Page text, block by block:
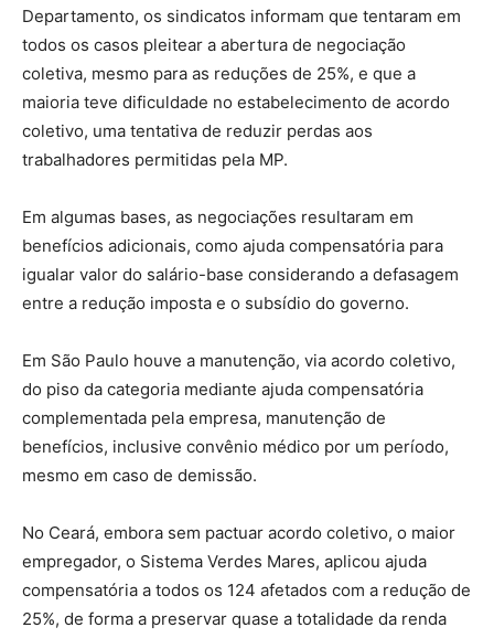
Departamento, os sindicatos informam que tentaram em
todos os casos pleitear a abertura de negociação
coletiva, mesmo para as reduções de 25%, e que a
maioria teve dificuldade no estabelecimento de acordo
coletivo, uma tentativa de reduzir perdas aos
trabalhadores permitidas pela MP.
Em algumas bases, as negociações resultaram em
benefícios adicionais, como ajuda compensatória para
igualar valor do salário-base considerando a defasagem
entre a redução imposta e o subsídio do governo.
Em São Paulo houve a manutenção, via acordo coletivo,
do piso da categoria mediante ajuda compensatória
complementada pela empresa, manutenção de
benefícios, inclusive convênio médico por um período,
mesmo em caso de demissão.
No Ceará, embora sem pactuar acordo coletivo, o maior
empregador, o Sistema Verdes Mares, aplicou ajuda
compensatória a todos os 124 afetados com a redução de
25%, de forma a preservar quase a totalidade da renda